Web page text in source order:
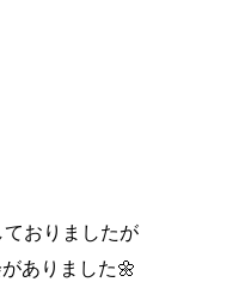
おりましたが
ありました🌼